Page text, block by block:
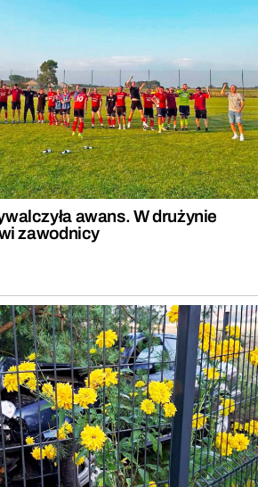
awans. W drużynie
zawodnicy